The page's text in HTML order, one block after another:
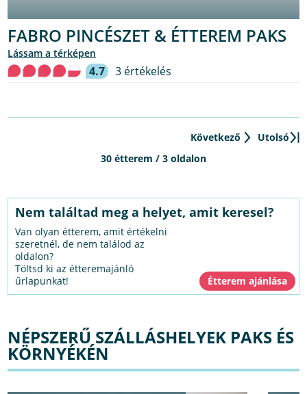
FABRO PINCÉSZET & ÉTTEREM PAKS
lássam a térképen
4.7 3 értékelés
Következő
Utolsó
30 étterem / 3 oldalon
Nem találtad meg a helyet, amit keresel?
Van olyan étterem, amit értékelni
szeretnél, de nem találod az
oldalon?
Töltsd ki az étteremajánló
űrlapunkat!
NÉPSZERŰ SZÁLLÁSHELYEK PAKS ÉS
KÖRNYÉKÉN